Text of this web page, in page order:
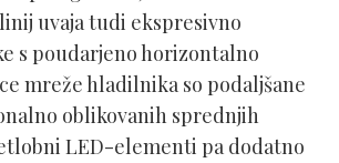
uvaja tudi ekspresivno
s poudarjeno horizontalno
mreže hladilnika so podaljšane
oblikovanih sprednjih
LED-elementi pa dodatno